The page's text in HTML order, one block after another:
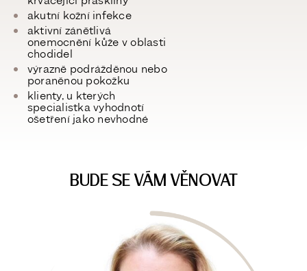
akutní kožní infekce
aktivní zánětlivá
onemocnění kůže v oblasti
chodidel
výrazně podrážděnou nebo
poraněnou pokožku
klienty, u kterých
specialistka vyhodnotí
ošetření jako nevhodné
BUDE SE VÁM VĚNOVAT